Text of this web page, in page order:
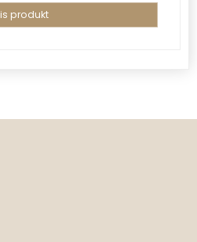
produkt